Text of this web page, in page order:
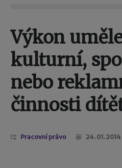
Výkon
kulturní,
nebo
činnosti
Pracovní právo 24. 01. 2014